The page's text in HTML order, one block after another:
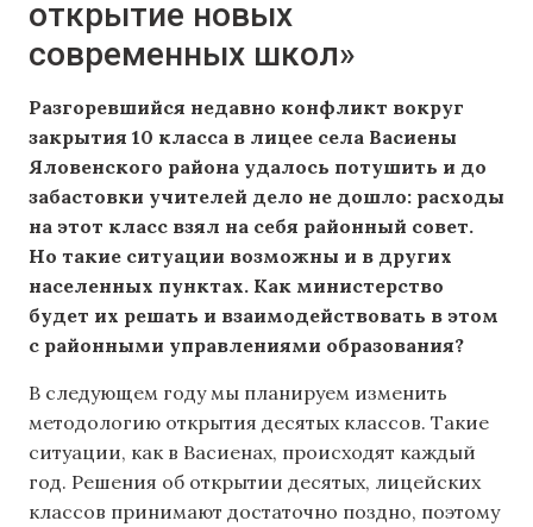
открытие новых
современных школ»
Разгоревшийся недавно конфликт вокруг
закрытия 10 класса в лицее села Васиены
Яловенского района удалось потушить и до
забастовки учителей дело не дошло: расходы
на этот класс взял на себя районный совет.
Но такие ситуации возможны и в других
населенных пунктах. Как министерство
будет их решать и взаимодействовать в этом
с районными управлениями образования?
В следующем году мы планируем изменить
методологию открытия десятых классов. Такие
ситуации, как в Васиенах, происходят каждый
год. Решения об открытии десятых, лицейских
классов принимают достаточно поздно, поэтому